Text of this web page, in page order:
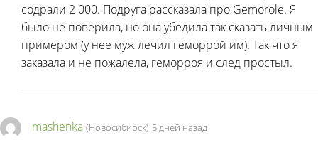
содрали 2 000. Подруга рассказала про Gemorole. Я
было не поверила, но она убедила так сказать личным
примером (у нее муж лечил геморрой им). Так что я
заказала и не пожалела, геморроя и след простыл.
mashenka (Новосибирск) 5 дней назад